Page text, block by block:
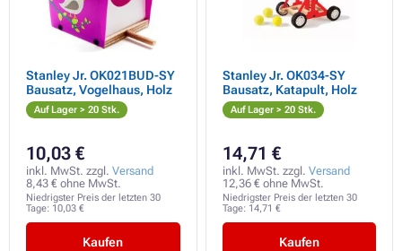
Stanley Jr. OK021BUD-SY
Bausatz, Vogelhaus, Holz
Auf Lager > 20 Stk.
10,03 €
inkl. MwSt. zzgl. Versand
8,43 € ohne MwSt.
Niedrigster Preis der letzten 30
Tage: 10,03 €
Kaufen
Stanley Jr. OK034-SY
Bausatz, Katapult, Holz
Auf Lager > 20 Stk.
14,71 €
inkl. MwSt. zzgl. Versand
12,36 € ohne MwSt.
Niedrigster Preis der letzten 30
Tage: 14,71 €
Kaufen